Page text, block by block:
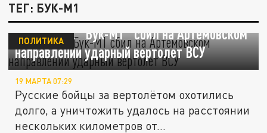
ТЕГ: БУК-М1
Расчет ЗРК "Бук-М1" сбил на Артемовском
направлении ударный вертолет ВСУ
ПОЛИТИКА
19 МАРТА 07:29
Русские бойцы за вертолётом охотились
долго, а уничтожить удалось на расстоянии
нескольких километров от...